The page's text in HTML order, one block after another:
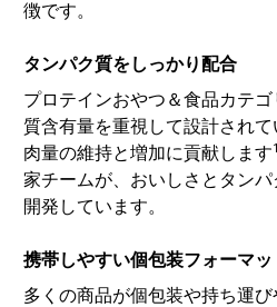
徴です。
タンパク質をしっかり配合
プロテインおやつ＆食品カテ
質含有量を重視して設計され
肉量の維持と増加に貢献します1
家チームが、おいしさとタン
開発しています。
携帯しやすい個包装フォーマッ
多くの商品が個包装や持ち運